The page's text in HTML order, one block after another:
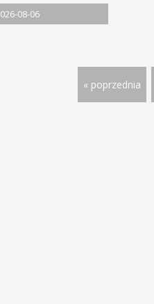
08-06
« poprzednia